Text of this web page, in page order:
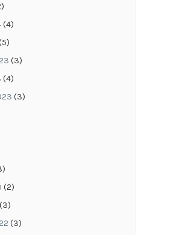
(4)
(3)
(4)
(3)
(2)
(3)
(3)